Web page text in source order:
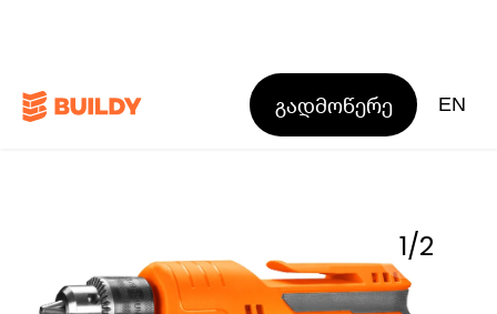
გადმოწერე EN
1/2